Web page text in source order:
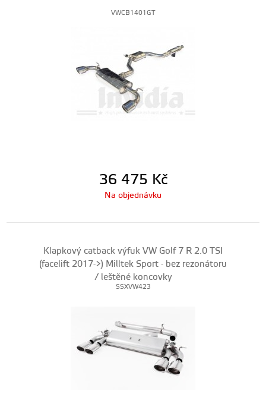
VWCB1401GT
36 475 Kč
Na objednávku
Klapkový catback výfuk VW Golf 7 R 2.0 TSI
(facelift 2017->) Milltek Sport - bez rezonátoru
/ leštěné koncovky
SSXVW423